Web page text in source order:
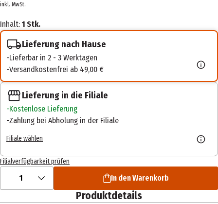
inkl. MwSt.
Inhalt: 1 Stk.
Lieferung nach Hause
Lieferbar in 2 - 3 Werktagen
Versandkostenfrei ab 49,00 €
Lieferung in die Filiale
Kostenlose Lieferung
Zahlung bei Abholung in der Filiale
Filiale wählen
Filialverfügbarkeit prüfen
1 In den Warenkorb
Produktdetails